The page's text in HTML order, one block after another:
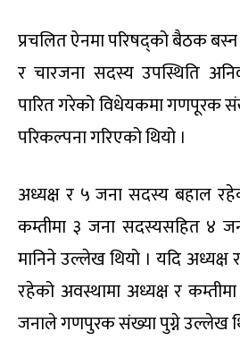
प्रचलित ऐनमा परिषद्को बैठक
र चारजना सदस्य उपस्थिति
पारित गरेको विधेयकमा गणपूरक
परिकल्पना गरिएको थियो ।
अध्यक्ष र ५ जना सदस्य बहाल
कम्तीमा ३ जना सदस्यसहित ४
मानिने उल्लेख थियो । यदि
रहेको अवस्थामा अध्यक्ष र
जनाले गणपुरक संख्या पुग्ने उल्लेख